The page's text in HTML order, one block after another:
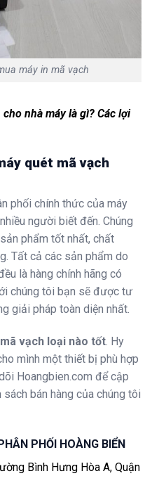
máy in mã vạch
nhà máy là gì? Các lợi
quét mã vạch
phối chính thức của máy
người biết đến. Chúng
phẩm tốt nhất, chất
Tất cả các sản phẩm do
là hàng chính hãng có
chúng tôi bạn sẽ được tư
giải pháp toàn diện nhất.
vạch loại nào tốt. Hy
mình một thiết bị phù hợp
Hoangbien.com để cập
bán hàng của chúng tôi
PHỐI HOÀNG BIỂN
Bình Hưng Hòa A, Quận